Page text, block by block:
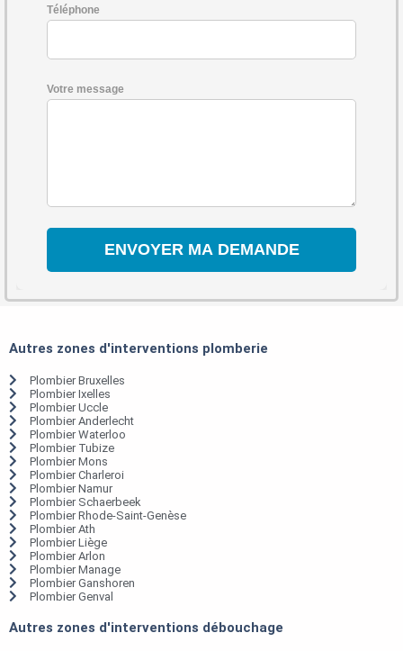
Téléphone
Votre message
Autres zones d'interventions plomberie
Plombier Bruxelles
Plombier Ixelles
Plombier Uccle
Plombier Anderlecht
Plombier Waterloo
Plombier Tubize
Plombier Mons
Plombier Charleroi
Plombier Namur
Plombier Schaerbeek
Plombier Rhode-Saint-Genèse
Plombier Ath
Plombier Liège
Plombier Arlon
Plombier Manage
Plombier Ganshoren
Plombier Genval
Autres zones d'interventions débouchage